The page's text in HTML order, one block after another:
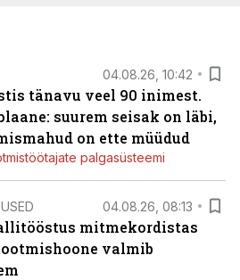
04.08.26, 10:42
tänavu veel 90 inimest.
suurem seisak on läbi,
on ette müüdud
palgasüsteemi
04.08.26, 08:13
mitmekordistas
valmib